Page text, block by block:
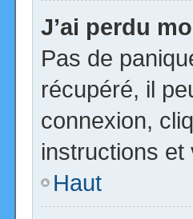
J’ai perdu
Pas de
récupéré, il
connexion,
instructions
Haut